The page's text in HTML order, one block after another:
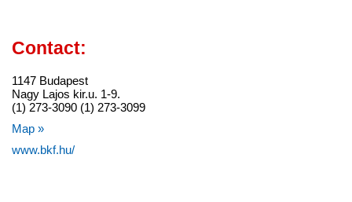
Contact:
1147 Budapest
Nagy Lajos kir.u. 1-9.
(1) 273-3090 (1) 273-3099
Map »
www.bkf.hu/